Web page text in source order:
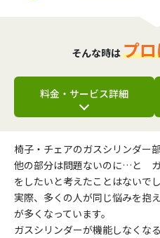
そんな時はプ
料金・サービス詳細
椅子・チェアのガスシリンダー
他の部分は問題ないのに…と
をしたいと考えたことはないでし
実際、多くの人が同じ悩みを抱
が多くなっています。
ガスシリンダーが機能しなくな